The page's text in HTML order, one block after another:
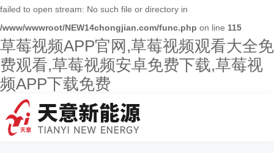
failed to open stream: No such file or directory in
/www/wwwroot/NEW14chongjian.com/func.php on line 115
草莓视频APP官网,草莓视频观看大全免
费观看,草莓视频安卓免费下载,草莓视
频APP下载免费
人才招聘
新闻资讯
联系草莓视频APP官网